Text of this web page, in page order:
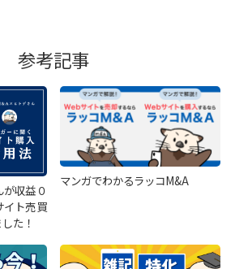
参考記事
が収益０
イト売買
た！
マンガでわかるラッコM&A